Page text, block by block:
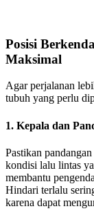
Posisi
Maksimal
Agar perjalanan
tubuh yang perlu
1. Kepala dan
Pastikan
kondisi lalu lintas
membantu
Hindari terlalu
karena dapat